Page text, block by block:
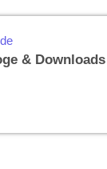
& Downloads